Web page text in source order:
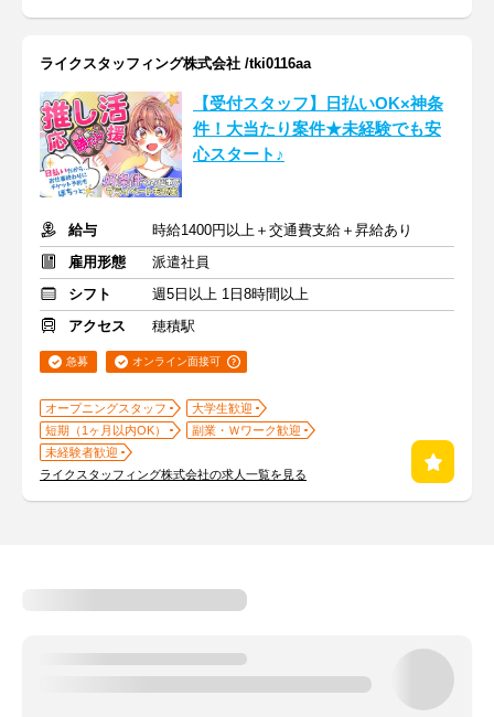
ライクスタッフィング株式会社 /tki0116aa
【受付スタッフ】日払いOK×神条
件！大当たり案件★未経験でも安
心スタート♪
給与
時給1400円以上＋交通費支給＋昇給あり
雇用形態
派遣社員
シフト
週5日以上 1日8時間以上
アクセス
穂積駅
急募 オンライン面接可
オープニングスタッフ
大学生歓迎
短期（1ヶ月以内OK）
副業・Ｗワーク歓迎
未経験者歓迎
ライクスタッフィング株式会社の求人一覧を見る